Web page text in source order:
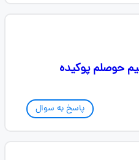
حوصلم پوکیده
پاسخ به سوال